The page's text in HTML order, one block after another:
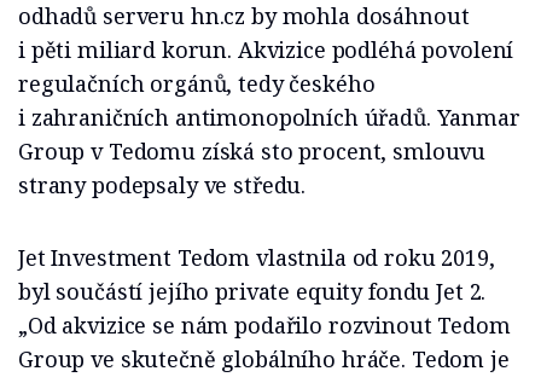
odhadů serveru hn.cz by mohla dosáhnout
i pěti miliard korun. Akvizice podléhá povolení
regulačních orgánů, tedy českého
i zahraničních antimonopolních úřadů. Yanmar
Group v Tedomu získá sto procent, smlouvu
strany podepsaly ve středu.
Jet Investment Tedom vlastnila od roku 2019,
byl součástí jejího private equity fondu Jet 2.
„Od akvizice se nám podařilo rozvinout Tedom
Group ve skutečně globálního hráče. Tedom je